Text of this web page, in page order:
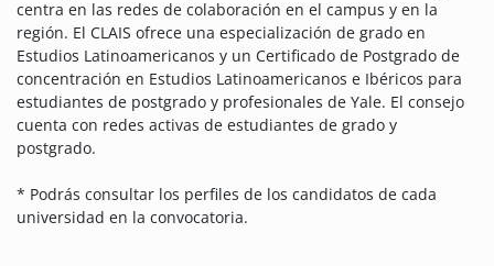
centra en las redes de colaboración en el campus y en la
región. El CLAIS ofrece una especialización de grado en
Estudios Latinoamericanos y un Certificado de Postgrado de
concentración en Estudios Latinoamericanos e Ibéricos para
estudiantes de postgrado y profesionales de Yale. El consejo
cuenta con redes activas de estudiantes de grado y
postgrado.
* Podrás consultar los perfiles de los candidatos de cada
universidad en la convocatoria.